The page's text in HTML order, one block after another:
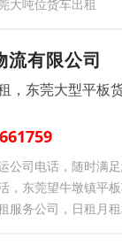
大吨位货车出租
流有限公司
，东莞大型平板
公司电话，随时满
，东莞望牛墩镇平
服务公司，日租月